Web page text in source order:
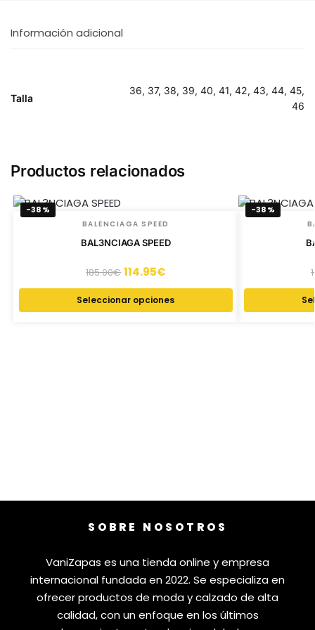
Información adicional
Talla
36, 37, 38, 39, 40, 41, 42, 43, 44, 45,
46
Productos relacionados
-38%
BALENCIAGA SPEED
BAL3NCIAGA SPEED
185.00€ 114.95€
Seleccionar opciones
-38%
SOBRE NOSOTROS
VaniZapas es una tienda online y empresa
internacional fundada en 2022. Se especializa en
ofrecer productos de moda y calzado de alta
calidad, con un enfoque en los últimos